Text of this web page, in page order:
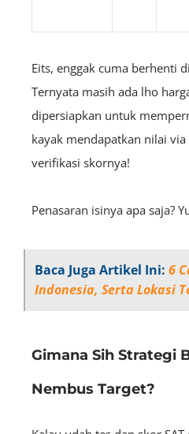
Eits, enggak cuma berhenti
Ternyata masih ada lho
dipersiapkan untuk
kayak mendapatkan nilai
verifikasi skornya!
Penasaran isinya apa saja?
Baca Juga Artikel Ini: 6
Indonesia, Serta Lokasi
Gimana Sih Strategi
Nembus Target?